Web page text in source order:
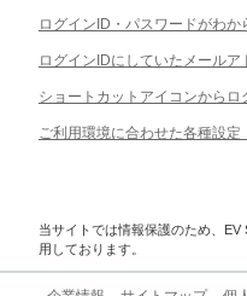
ログインID・パスワードがわか
ログインIDにしていたメールア
ショートカットアイコンからロ
ご利用環境に合わせた各種設定
当サイトでは情報保護のため、
用しております。